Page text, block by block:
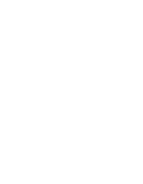
wie Kriege,
widmen und